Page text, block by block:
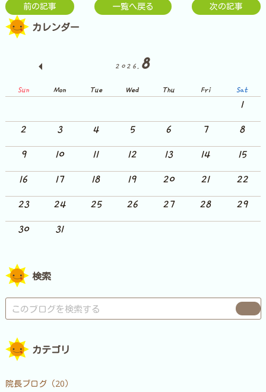
前の記事 一覧へ戻る 次の記事
カレンダー
2026. 8
Sun Mon Tue Wed Thu Fri Sat
1
2
3 4 5 6 7
8
9
10 11 12 13 14
15
16
17 18 19 20 21
22
23
24 25 26 27 28
29
30
31
検索
カテゴリ
院長ブログ（20）